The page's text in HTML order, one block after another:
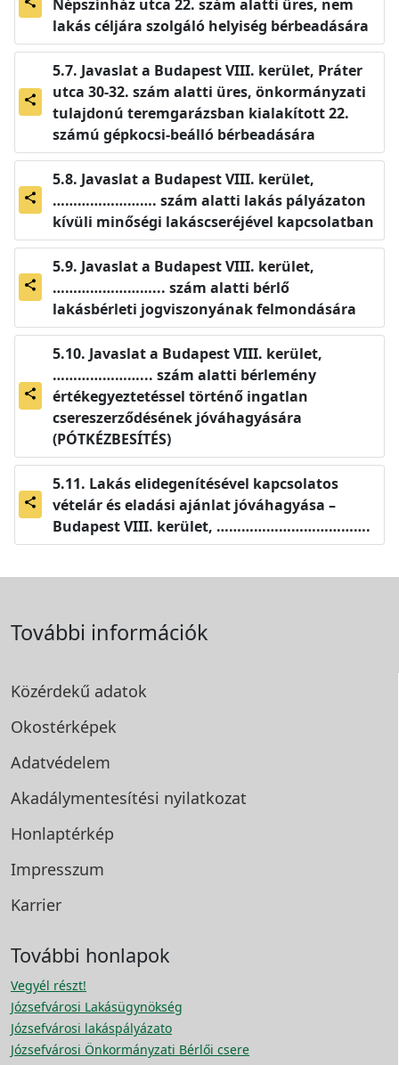
Népszínház utca 22. szám alatti üres, nem
lakás céljára szolgáló helyiség bérbeadására
share
Javaslat a Budapest VIII. kerület, Práter
utca 30-32. szám alatti üres, önkormányzati
tulajdonú teremgarázsban kialakított 22.
számú gépkocsi-beálló bérbeadására
share
Javaslat a Budapest VIII. kerület,
……………………. szám alatti lakás pályázaton
kívüli minőségi lakáscseréjével kapcsolatban
share
Javaslat a Budapest VIII. kerület,
……………………... szám alatti bérlő
lakásbérleti jogviszonyának felmondására
share
Javaslat a Budapest VIII. kerület,
…………………... szám alatti bérlemény
értékegyeztetéssel történő ingatlan
csereszerződésének jóváhagyására
(PÓTKÉZBESÍTÉS)
share
Lakás elidegenítésével kapcsolatos
vételár és eladási ajánlat jóváhagyása –
Budapest VIII. kerület, ……………………………….
További információk
Közérdekű adatok
Okostérképek
Adatvédelem
Akadálymentesítési nyilatkozat
Honlaptérkép
Impresszum
Karrier
További honlapok
Vegyél részt!
Józsefvárosi Lakásügynökség
Józsefvárosi lakáspályázato
Józsefvárosi Önkormányzati Bérlői csere